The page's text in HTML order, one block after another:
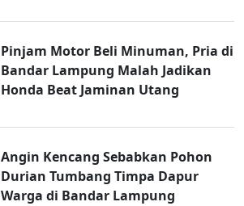
Pinjam Motor Beli Minuman, Pria di
Bandar Lampung Malah Jadikan
Honda Beat Jaminan Utang
Angin Kencang Sebabkan Pohon
Durian Tumbang Timpa Dapur
Warga di Bandar Lampung